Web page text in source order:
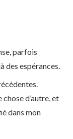
parfois
des espérances.
d’autre, et
dans mon